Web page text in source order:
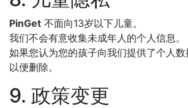
PinGet 不面向13岁以下儿童。
我们不会有意收集未成年人的个人信息。
如果您认为您的孩子向我们提供了个人
以便删除。
9. 政策变更